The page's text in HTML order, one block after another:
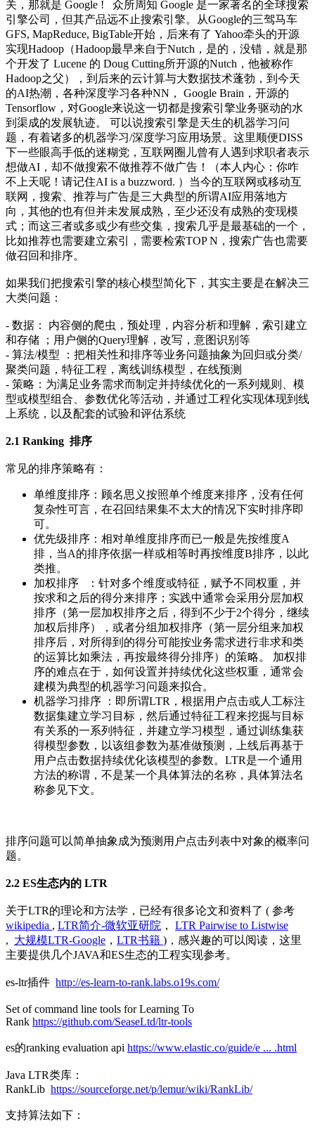
关，那就是 Google ! 众所周知 Google 是一家著名的全球搜索
引擎公司，但其产品远不止搜索引擎。从Google的三驾马车
GFS, MapReduce, BigTable开始，后来有了 Yahoo牵头的开源
实现Hadoop（Hadoop最早来自于Nutch，是的，没错，就是那
个开发了 Lucene 的 Doug Cutting所开源的Nutch，他被称作
Hadoop之父），到后来的云计算与大数据技术蓬勃，到今天
的AI热潮，各种深度学习各种NN， Google Brain，开源的
Tensorflow，对Google来说这一切都是搜索引擎业务驱动的水
到渠成的发展轨迹。 可以说搜索引擎是天生的机器学习问
题，有着诸多的机器学习/深度学习应用场景。这里顺便DISS
下一些眼高手低的迷糊党，互联网圈儿曾有人遇到求职者表示
想做AI，却不做搜索不做推荐不做广告！（本人内心：你咋
不上天呢！请记住AI is a buzzword. ）当今的互联网或移动互
联网，搜索、推荐与广告是三大典型的所谓AI应用落地方
向，其他的也有但并未发展成熟，至少还没有成熟的变现模
式；而这三者或多或少有些交集，搜索几乎是最基础的一个，
比如推荐也需要建立索引，需要检索TOP N，搜索广告也需要
做召回和排序。
如果我们把搜索引擎的核心模型简化下，其实主要是在解决三
大类问题：
- 数据： 内容侧的爬虫，预处理，内容分析和理解，索引建立
和存储 ；用户侧的Query理解，改写，意图识别等
- 算法/模型 ：把相关性和排序等业务问题抽象为回归或分类/
聚类问题，特征工程，离线训练模型，在线预测
- 策略：为满足业务需求而制定并持续优化的一系列规则、模
型或模型组合、参数优化等活动，并通过工程化实现体现到线
上系统，以及配套的试验和评估系统
2.1 Ranking 排序
常见的排序策略有：
单维度排序：顾名思义按照单个维度来排序，没有任何
复杂性可言，在召回结果集不太大的情况下实时排序即
可。
优先级排序：相对单维度排序而已一般是先按维度A
排，当A的排序依据一样或相等时再按维度B排序，以此
类推。
加权排序 ：针对多个维度或特征，赋予不同权重，并
按求和之后的得分来排序；实践中通常会采用分层加权
排序（第一层加权排序之后，得到不少于2个得分，继续
加权后排序），或者分组加权排序（第一层分组来加权
排序后，对所得到的得分可能按业务需求进行非求和类
的运算比如乘法，再按最终得分排序）的策略。 加权排
序的难点在于，如何设置并持续优化这些权重，通常会
建模为典型的机器学习问题来拟合。
机器学习排序 ：即所谓LTR，根据用户点击或人工标注
数据集建立学习目标，然后通过特征工程来挖掘与目标
有关系的一系列特征，并建立学习模型，通过训练集获
得模型参数，以该组参数为基准做预测，上线后再基于
用户点击数据持续优化该模型的参数。LTR是一个通用
方法的称谓，不是某一个具体算法的名称，具体算法名
称参见下文。
排序问题可以简单抽象成为预测用户点击列表中对象的概率问
题。
2.2 ES生态内的 LTR
关于LTR的理论和方法学，已经有很多论文和资料了 ( 参考
wikipedia , LTR简介-微软亚研院 ， LTR Pairwise to Listwise
, 大规模LTR-Google ， LTR书籍 )，感兴趣的可以阅读，这里
主要提供几个JAVA和ES生态的工程实现参考。
es-ltr插件 http://es-learn-to-rank.labs.o19s.com/
Set of command line tools for Learning To
Rank https://github.com/SeaseLtd/ltr-tools
es的ranking evaluation api https://www.elastic.co/guide/e ... .html
Java LTR类库：
RankLib https://sourceforge.net/p/lemur/wiki/RankLib/
支持算法如下：